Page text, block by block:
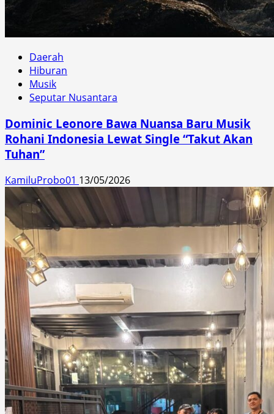
Daerah
Hiburan
Musik
Seputar Nusantara
Dominic Leonore Bawa Nuansa Baru Musik
Rohani Indonesia Lewat Single “Takut Akan
Tuhan”
KamiluProbo01 13/05/2026